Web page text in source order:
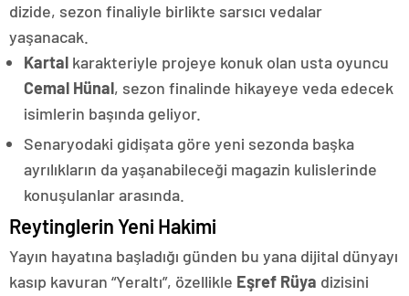
dizide, sezon finaliyle birlikte sarsıcı vedalar
yaşanacak.
Kartal karakteriyle projeye konuk olan usta oyuncu
Cemal Hünal, sezon finalinde hikayeye veda edecek
isimlerin başında geliyor.
Senaryodaki gidişata göre yeni sezonda başka
ayrılıkların da yaşanabileceği magazin kulislerinde
konuşulanlar arasında.
Reytinglerin Yeni Hakimi
Yayın hayatına başladığı günden bu yana dijital dünyayı
kasıp kavuran “Yeraltı”, özellikle Eşref Rüya dizisini